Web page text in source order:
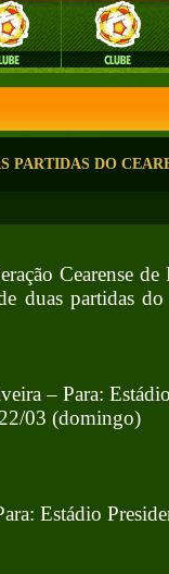
PARTIDAS DO
Cearense
duas partidas
– Para:
03 (domingo)
Estádio